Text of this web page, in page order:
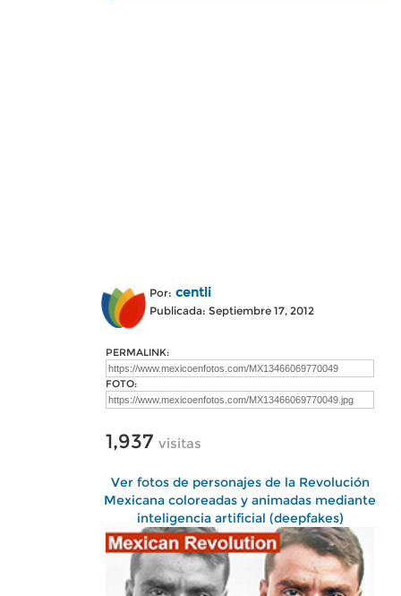
Por: centli
Publicada: Septiembre 17, 2012
PERMALINK:
FOTO:
1,937 visitas
Ver fotos de personajes de la Revolución
Mexicana coloreadas y animadas mediante
inteligencia artificial (deepfakes)